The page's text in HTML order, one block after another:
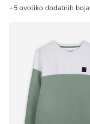
+5 ovoliko dodatnih boja